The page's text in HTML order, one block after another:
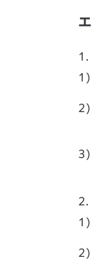
1.
1)
2)
3)
2.
1)
2)